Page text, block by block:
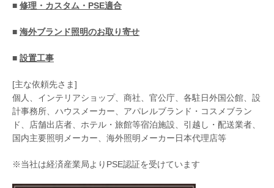
■ 修理・カスタム・PSE適合
■ 海外ブランド照明のお取り寄せ
■ 設置工事
[主な依頼先さま]
個人、インテリアショップ、商社、官公庁、各駐日外国公館、設
計事務所、ハウスメーカー、アパレルブランド・コスメブラン
ド、店舗出店者、ホテル・旅館等宿泊施設、引越し・配送業者、
国内主要照明メーカー、海外照明メーカー日本代理店等
※当社は経済産業局よりPSE認証を受けています